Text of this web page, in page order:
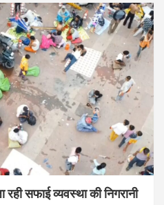
रही सफाई व्यवस्था की निगरानी